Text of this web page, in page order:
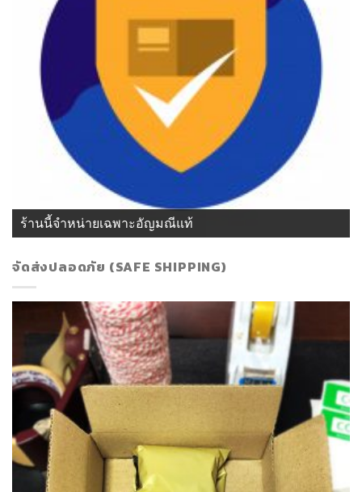
ร้านนี้จำหน่ายเฉพาะอัญมณีแท้
จัดส่งปลอดภัย (SAFE SHIPPING)